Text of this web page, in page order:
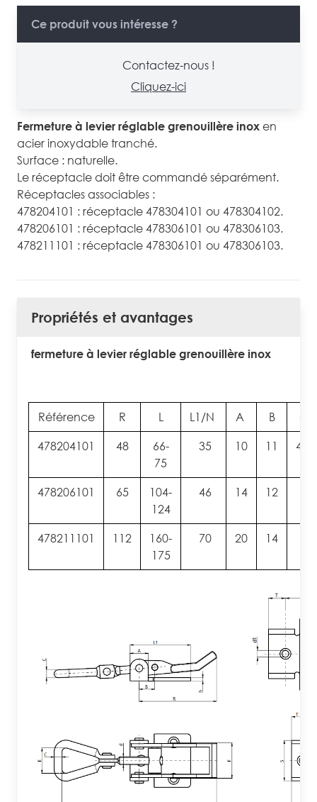
Ce produit vous intéresse ?
Contactez-nous !
Cliquez-ici
Fermeture à levier réglable grenouillère inox en
acier inoxydable tranché.
Surface : naturelle.
Le réceptacle doit être commandé séparément.
Réceptacles associables :
478204101 : réceptacle 478304101 ou 478304102.
478206101 : réceptacle 478306101 ou 478306103.
478211101 : réceptacle 478306101 ou 478306103.
Propriétés et avantages
fermeture à levier réglable grenouillère inox
Référence R L L1/N A B
478204101 48
66-
75
35 10 11 4.3
478206101 65
104-
124
46 14 12
478211101 112
160-
175
70 20 14